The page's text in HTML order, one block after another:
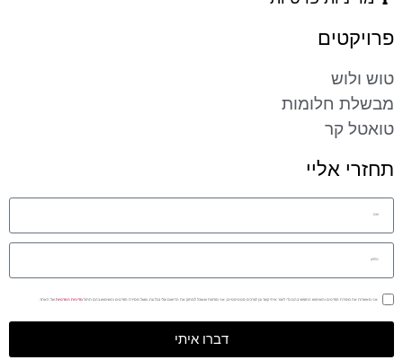
פרויקטים
טוש ולוש
מבשלת חלומות
טואטל קר
תחזרי אליי
אני מאשר/ת את מסירת הפרטים והשימוש החופשי בהם כדי ליצור איתי קשר וכן לצרכים סטטיסטיים, אני מודע/ת שאוכל למחוק את הרישום שלי בכל עת, ושעל מסירת הפרטים והשימוש בהם תחול מדיניות הפרטיות של האתר.
דברו איתי